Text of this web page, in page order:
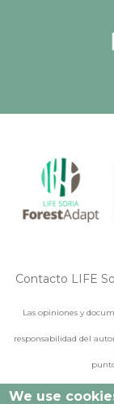
Contacto LIFE
Las opiniones y
responsabilidad del
We use